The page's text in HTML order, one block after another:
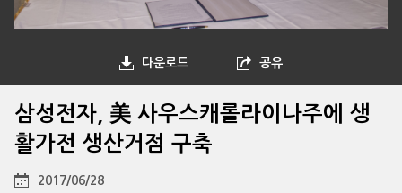
다운로드 공유
삼성전자, 美 사우스캐롤라이나주에 생
활가전 생산거점 구축
2017/06/28